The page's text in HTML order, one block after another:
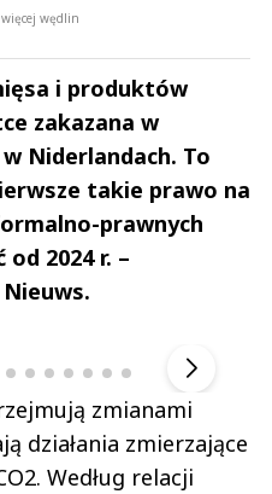
wędlin
i produktów
zakazana w
Niderlandach. To
takie prawo na
prawnych
2024 r. –
zmianami
działania zmierzające
Według relacji